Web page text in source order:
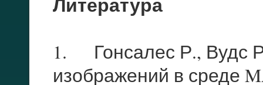
1. Гонсалес Р., Вудс
изображений в среде